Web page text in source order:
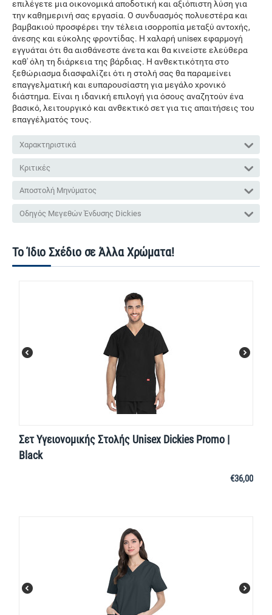
επιλέγετε μια οικονομικά αποδοτική και αξιόπιστη λύση για
την καθημερινή σας εργασία. Ο συνδυασμός πολυεστέρα και
βαμβακιού προσφέρει την τέλεια ισορροπία μεταξύ αντοχής,
άνεσης και εύκολης φροντίδας. Η χαλαρή unisex εφαρμογή
εγγυάται ότι θα αισθάνεστε άνετα και θα κινείστε ελεύθερα
καθ' όλη τη διάρκεια της βάρδιας. Η ανθεκτικότητα στο
ξεθώριασμα διασφαλίζει ότι η στολή σας θα παραμείνει
επαγγελματική και ευπαρουσίαστη για μεγάλο χρονικό
διάστημα. Είναι η ιδανική επιλογή για όσους αναζητούν ένα
βασικό, λειτουργικό και ανθεκτικό σετ για τις απαιτήσεις του
επαγγέλματός τους.
Χαρακτηριστικά
Κριτικές
Αποστολή Μηνύματος
Οδηγός Μεγεθών Ένδυσης Dickies
Το Ίδιο Σχέδιο σε Άλλα Χρώματα!
Σετ Υγειονομικής Στολής Unisex Dickies Promo |
Black
€36,00